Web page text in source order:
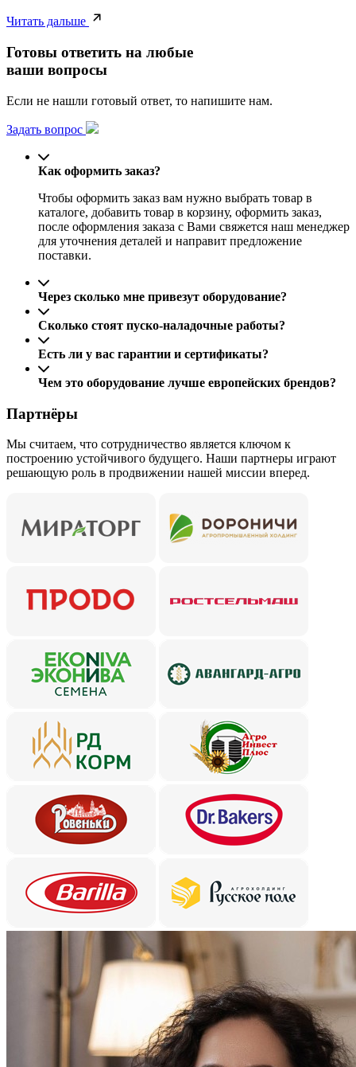
Читать дальше
Готовы ответить на любые
ваши вопросы
Если не нашли готовый ответ, то напишите нам.
Задать вопрос
Как оформить заказ?
Чтобы оформить заказ вам нужно выбрать товар в
каталоге, добавить товар в корзину, оформить заказ,
после оформления заказа с Вами свяжется наш менеджер
для уточнения деталей и направит предложение
поставки.
Через сколько мне привезут оборудование?
Сколько стоят пуско-наладочные работы?
Есть ли у вас гарантии и сертификаты?
Чем это оборудование лучше европейских брендов?
Партнёры
Мы считаем, что сотрудничество является ключом к
построению устойчивого будущего. Наши партнеры играют
решающую роль в продвижении нашей миссии вперед.